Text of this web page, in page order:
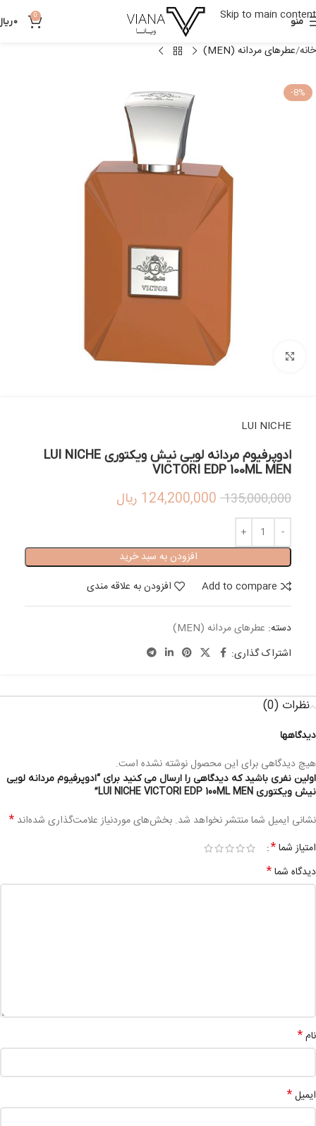
Skip to main content
منو 0
0
خانه عطرهای مردانه (MEN)
-8%
بزرگنمایی تصویر
LUI NICHE
ادوپرفیوم مردانه لویی نیش ویکتوری LUI NICHE
VICTORI EDP 100ML MEN
135,000,000
124,200,000 ریال
افزودن به سبد خرید
Add to compare
افزودن به علاقه مندی
دسته: عطرهای مردانه (MEN)
اشتراک گذاری:
نظرات (0)
دیدگاهها
هیچ دیدگاهی برای این محصول نوشته نشده است.
اولین نفری باشید که دیدگاهی را ارسال می کنید برای “ادوپرفیوم مردانه لویی
نیش ویکتوری LUI NICHE VICTORI EDP 100ML MEN”
نشانی ایمیل شما منتشر نخواهد شد. بخش‌های موردنیاز علامت‌گذاری شده‌اند *
امتیاز شما*
دیدگاه شما*
نام*
ایمیل*